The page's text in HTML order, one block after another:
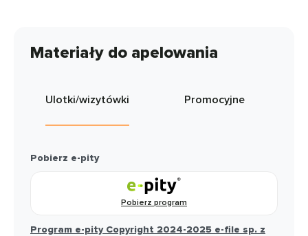
Materiały do apelowania
Ulotki/wizytówki Promocyjne
Pobierz e-pity
Pobierz program
Program e-pity Copyright 2024-2025 e-file sp. z